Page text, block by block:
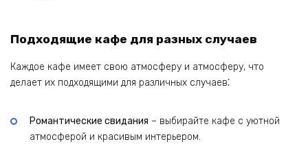
Подходящие кафе для разных случаев
Каждое кафе имеет свою атмосферу и атмосферу, что
делает их подходящими для различных случаев⁚
Романтические свидания – выбирайте кафе с уютной
атмосферой и красивым интерьером.